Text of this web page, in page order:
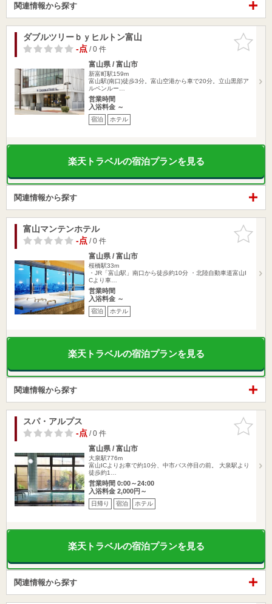
関連情報から探す
お気に入
りに追加
ダブルツリーｂｙヒルトン富山
-点/ 0 件
富山県 / 富山市
新富町駅159m
富山駅(南口)徒歩3分。富山空港から車で20分。立山黒部ア
ルペンルー…
営業時間
入浴料金 ～
宿泊 ホテル
楽天トラベルの宿泊プランを見る
関連情報から探す
お気に入
りに追加
富山マンテンホテル
-点/ 0 件
富山県 / 富山市
桜橋駅33m
・JR「富山駅」南口から徒歩約10分 ・北陸自動車道富山I
Cより車…
営業時間
入浴料金 ～
宿泊 ホテル
楽天トラベルの宿泊プランを見る
関連情報から探す
お気に入
りに追加
スパ・アルプス
-点/ 0 件
富山県 / 富山市
大泉駅776m
富山ICよりお車で約10分、中市バス停目の前。 大泉駅より
徒歩約1…
営業時間 0:00～24:00
入浴料金 2,000円～
日帰り 宿泊 ホテル
楽天トラベルの宿泊プランを見る
関連情報から探す